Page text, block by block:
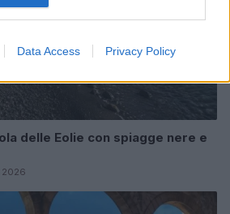
Data Access Privacy Policy
delle Eolie con spiagge nere e
2026